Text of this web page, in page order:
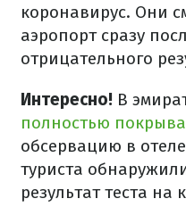
коронавирус. Они
аэропорт сразу
отрицательного
Интересно! В
полностью
обсервацию в
туриста
результат теста на